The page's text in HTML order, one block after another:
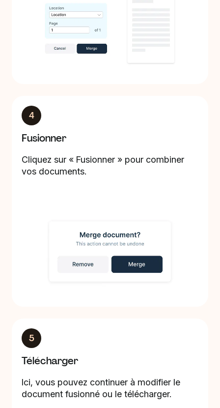
4
Fusionner
Cliquez sur « Fusionner » pour combiner
vos documents.
5
Télécharger
Ici, vous pouvez continuer à modifier le
document fusionné ou le télécharger.